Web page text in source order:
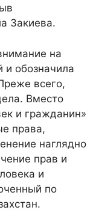
Закиева.
на
и обозначила
всего,
Вместо
и гражданин»
права,
наглядно
прав и
и
по